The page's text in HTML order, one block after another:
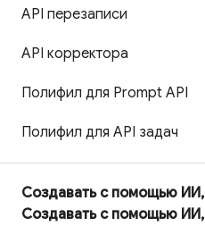
API перезаписи
API корректора
Полифил для Prompt API
Полифил для API задач
Создавать с помощью ИИ,
Создавать с помощью ИИ,